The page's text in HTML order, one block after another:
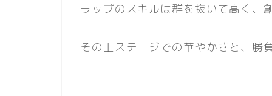
ラップのスキルは群を抜いて高く、
その上ステージでの華やかさと、勝